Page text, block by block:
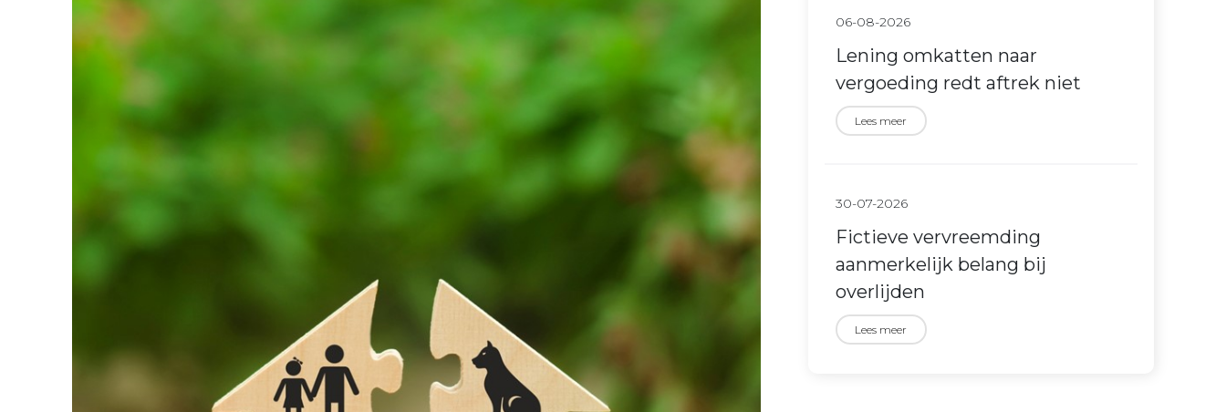
06-08-2026
Lening omkatten naar
vergoeding redt aftrek niet
Lees meer
30-07-2026
Fictieve vervreemding
aanmerkelijk belang bij
overlijden
Lees meer